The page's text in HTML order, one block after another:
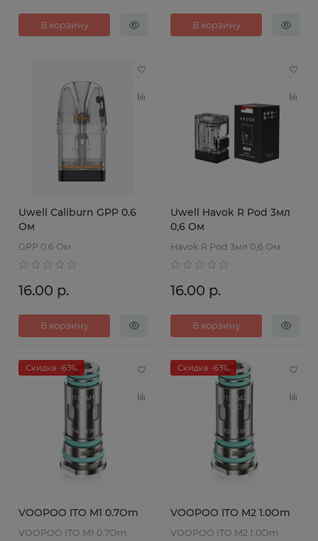
В корзину В корзину
Uwell Caliburn GPP 0.6
Ом
GPP 0.6 Ом
16.00 р.
В корзину
Uwell Havok R Pod 3мл
0,6 Ом
Havok R Pod 3мл 0,6 Ом
16.00 р.
В корзину
Скидка -63%
VOOPOO ITO M1 0.7Om
VOOPOO ITO M1 0.7Om
Скидка -63%
VOOPOO ITO M2 1.0Om
VOOPOO ITO M2 1.0Om